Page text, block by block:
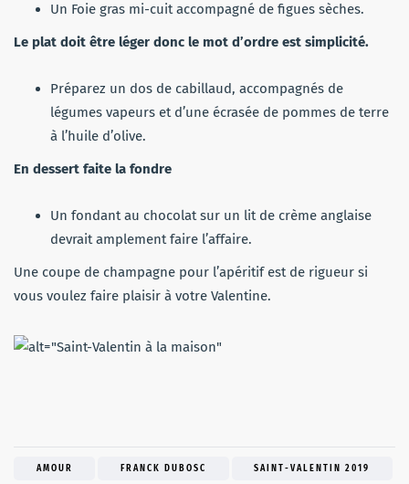
Un Foie gras mi-cuit accompagné de figues sèches.
Le plat doit être léger donc le mot d’ordre est simplicité.
Préparez un dos de cabillaud, accompagnés de
légumes vapeurs et d’une écrasée de pommes de terre
à l’huile d’olive.
En dessert faite la fondre
Un fondant au chocolat sur un lit de crème anglaise
devrait amplement faire l’affaire.
Une coupe de champagne pour l’apéritif est de rigueur si
vous voulez faire plaisir à votre Valentine.
AMOUR FRANCK DUBOSC SAINT-VALENTIN 2019